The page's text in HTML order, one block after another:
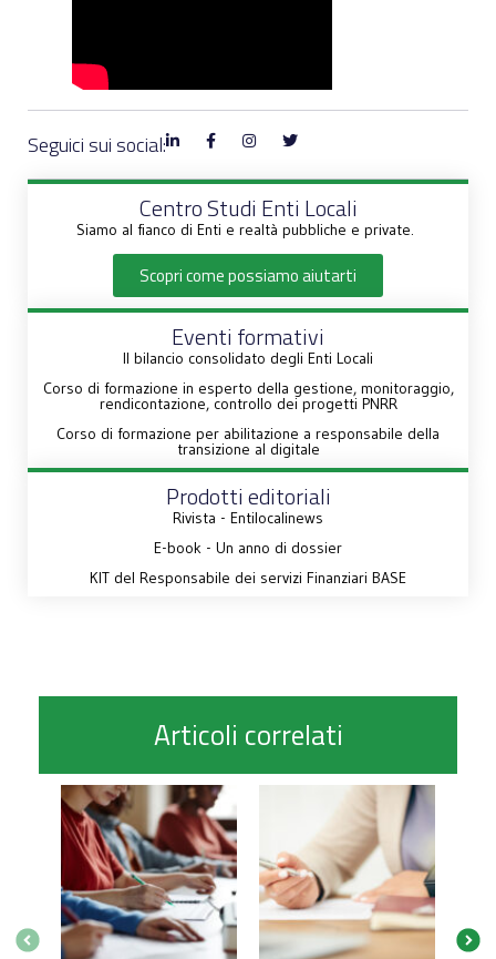
Seguici sui social:
Centro Studi Enti Locali
Siamo al fianco di Enti e realtà pubbliche e private.
Scopri come possiamo aiutarti
Eventi formativi
Il bilancio consolidato degli Enti Locali
Corso di formazione in esperto della gestione, monitoraggio,
rendicontazione, controllo dei progetti PNRR
Corso di formazione per abilitazione a responsabile della
transizione al digitale
Prodotti editoriali
Rivista - Entilocalinews
E-book - Un anno di dossier
KIT del Responsabile dei servizi Finanziari BASE
Articoli correlati